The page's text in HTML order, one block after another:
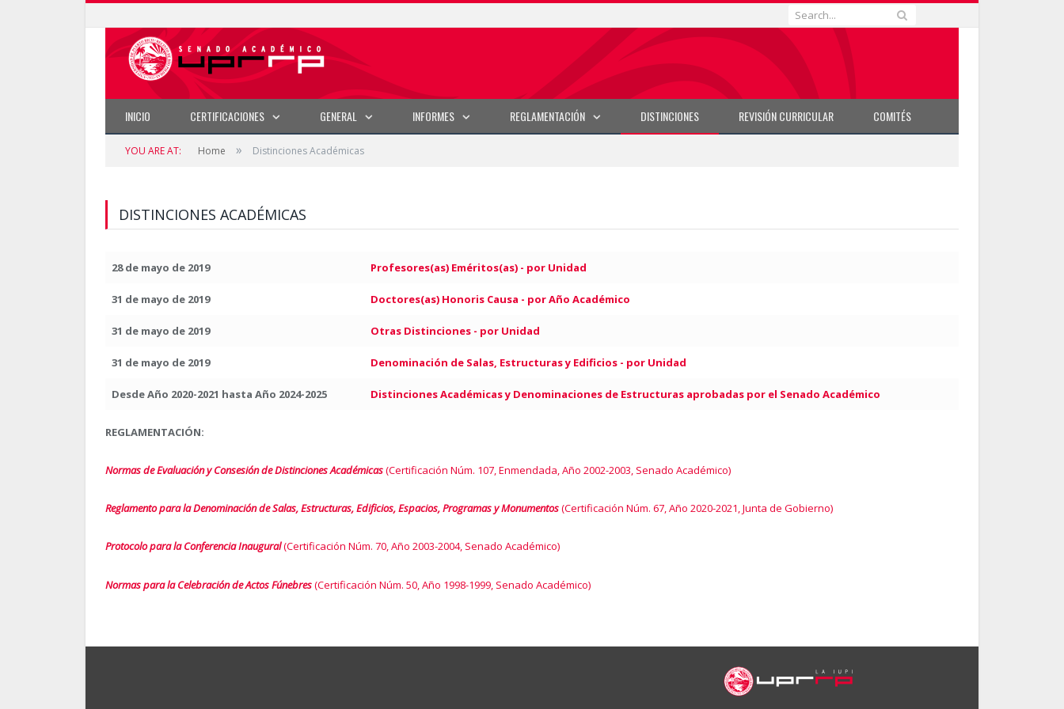
INICIO CERTIFICACIONES GENERAL INFORMES REGLAMENTACIÓN DISTINCIONES REVISIÓN CURRICULAR COMITÉS
YOU ARE AT: Home » Distinciones Académicas
DISTINCIONES ACADÉMICAS
28 de mayo de 2019 Profesores(as) Eméritos(as) - por Unidad
31 de mayo de 2019 Doctores(as) Honoris Causa - por Año Académico
31 de mayo de 2019 Otras Distinciones - por Unidad
31 de mayo de 2019 Denominación de Salas, Estructuras y Edificios - por Unidad
Desde Año 2020-2021 hasta Año 2024-2025 Distinciones Académicas y Denominaciones de Estructuras aprobadas por el Senado Académico
REGLAMENTACIÓN:
Normas de Evaluación y Consesión de Distinciones Académicas(Certificación Núm. 107, Enmendada, Año 2002-2003, Senado Académico)
Reglamento para la Denominación de Salas, Estructuras, Edificios, Espacios, Programas y Monumentos(Certificación Núm. 67, Año 2020-2021, Junta de Gobierno)
Protocolo para la Conferencia Inaugural(Certificación Núm. 70, Año 2003-2004, Senado Académico)
Normas para la Celebración de Actos Fúnebres(Certificación Núm. 50, Año 1998-1999, Senado Académico)